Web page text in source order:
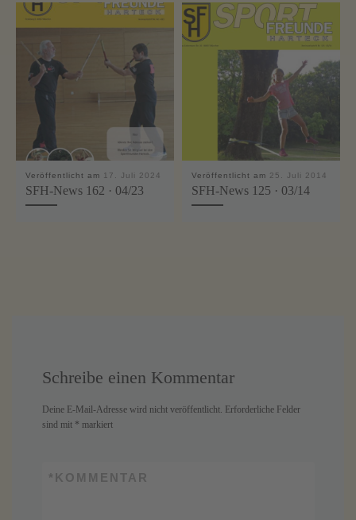
Veröffentlicht am 17. Juli 2024
SFH-News 162 · 04/23
Veröffentlicht am 25. Juli 2014
SFH-News 125 · 03/14
Schreibe einen Kommentar
Deine E-Mail-Adresse wird nicht veröffentlicht. Erforderliche Felder
sind mit * markiert
KOMMENTAR
*